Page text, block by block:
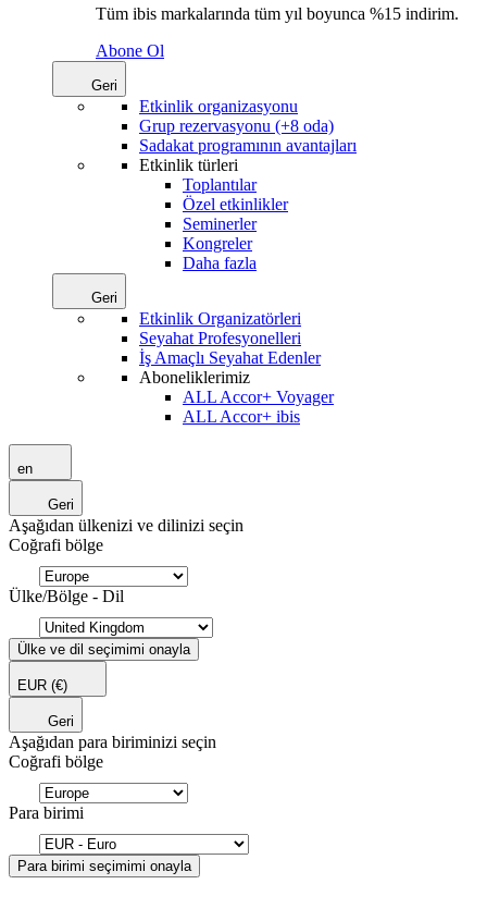
Tüm ibis markalarında tüm yıl boyunca %15 indirim.
Abone Ol
Geri
Etkinlik organizasyonu
Grup rezervasyonu (+8 oda)
Sadakat programının avantajları
Etkinlik türleri
Toplantılar
Özel etkinlikler
Seminerler
Kongreler
Daha fazla
Geri
Etkinlik Organizatörleri
Seyahat Profesyonelleri
İş Amaçlı Seyahat Edenler
Aboneliklerimiz
ALL Accor+ Voyager
ALL Accor+ ibis
en
Geri
Aşağıdan ülkenizi ve dilinizi seçin
Coğrafi bölge
Ülke/Bölge - Dil
Ülke ve dil seçimimi onayla
EUR (€)
Geri
Aşağıdan para biriminizi seçin
Coğrafi bölge
Para birimi
Para birimi seçimimi onayla